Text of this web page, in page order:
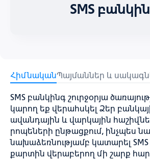
SMS
ՀիմնականՊայմաններ և
SMS բանկինգ շուրջօրյա
կարող եք վերահսկել Ձեր
ավանդային և վարկային
րոպեների ընթացքում, ինչպես
նախաձեռնությամբ կատարել
քարտին վերաբերող մի շարք